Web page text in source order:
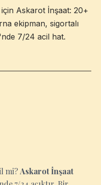
Askarot İnşaat: 20+
ekipman, sigortalı
7/24 acil hat.
mi?Askarot İnşaat